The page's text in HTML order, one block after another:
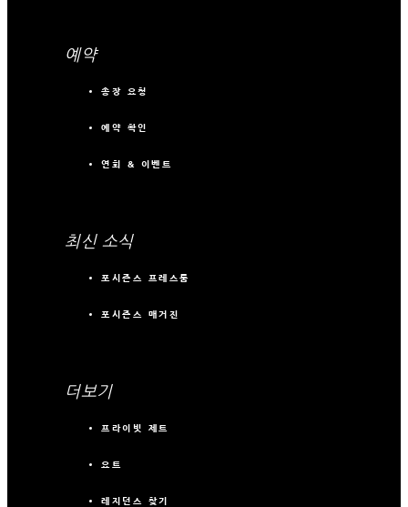
예약
송장 요청
예약 확인
연회 & 이벤트
최신 소식
포시즌스 프레스룸
포시즌스 매거진
더보기
프라이빗 제트
요트
레지던스 찾기